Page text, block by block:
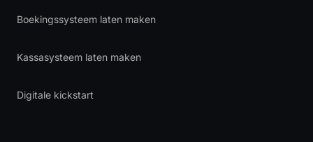
Boekingssysteem laten maken
Kassasysteem laten maken
Digitale kickstart